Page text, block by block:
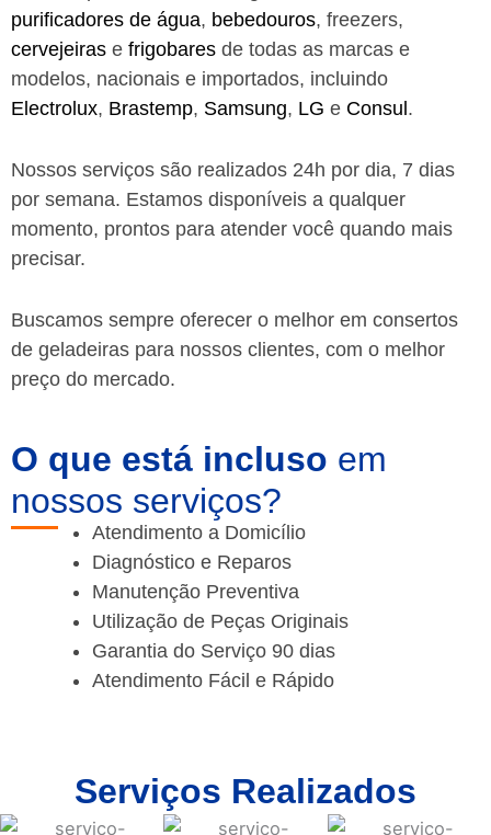
purificadores de água, bebedouros, freezers,
cervejeiras e frigobares de todas as marcas e
modelos, nacionais e importados, incluindo
Electrolux, Brastemp, Samsung, LG e Consul .
Nossos serviços são realizados 24h por dia, 7 dias
por semana. Estamos disponíveis a qualquer
momento, prontos para atender você quando mais
precisar.
Buscamos sempre oferecer o melhor em consertos
de geladeiras para nossos clientes, com o melhor
preço do mercado.
O que está incluso em
nossos serviços?
Atendimento a Domicílio
Diagnóstico e Reparos
Manutenção Preventiva
Utilização de Peças Originais
Garantia do Serviço 90 dias
Atendimento Fácil e Rápido
Serviços Realizados